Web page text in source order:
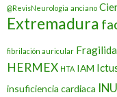
@RevisNeurologia anciano
Extremadura
fibrilación auricular
HERMEX HTA IAM
insuficiencia cardiaca